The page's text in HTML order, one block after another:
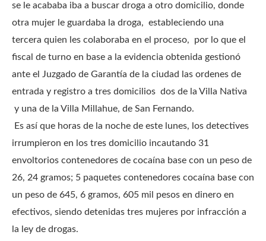
se le acababa iba a buscar droga a otro domicilio, donde
otra mujer le guardaba la droga, estableciendo una
tercera quien les colaboraba en el proceso, por lo que el
fiscal de turno en base a la evidencia obtenida gestionó
ante el Juzgado de Garantía de la ciudad las ordenes de
entrada y registro a tres domicilios dos de la Villa Nativa
y una de la Villa Millahue, de San Fernando.
Es así que horas de la noche de este lunes, los detectives
irrumpieron en los tres domicilio incautando 31
envoltorios contenedores de cocaína base con un peso de
26, 24 gramos; 5 paquetes contenedores cocaína base con
un peso de 645, 6 gramos, 605 mil pesos en dinero en
efectivos, siendo detenidas tres mujeres por infracción a
la ley de drogas.